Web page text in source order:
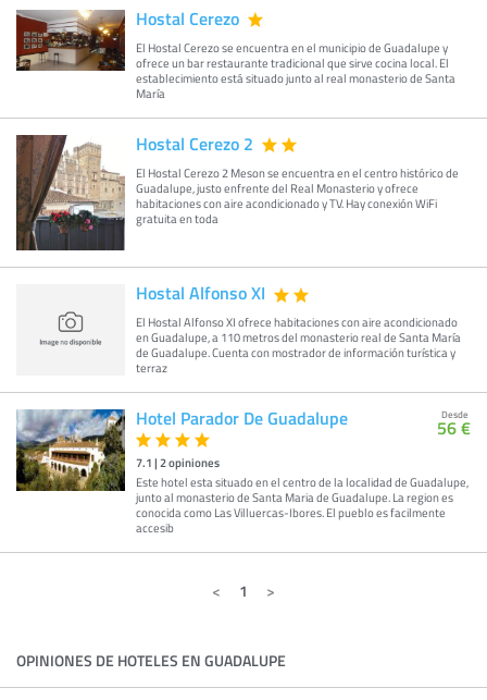
Hostal Cerezo
El Hostal Cerezo se encuentra en el municipio de Guadalupe y
ofrece un bar restaurante tradicional que sirve cocina local. El
establecimiento está situado junto al real monasterio de Santa
María
Hostal Cerezo 2
El Hostal Cerezo 2 Meson se encuentra en el centro histórico de
Guadalupe, justo enfrente del Real Monasterio y ofrece
habitaciones con aire acondicionado y TV. Hay conexión WiFi
gratuita en toda
Hostal Alfonso XI
El Hostal Alfonso XI ofrece habitaciones con aire acondicionado
en Guadalupe, a 110 metros del monasterio real de Santa María
de Guadalupe. Cuenta con mostrador de información turística y
terraz
Hotel Parador De Guadalupe
7.1|2opiniones
Este hotel esta situado en el centro de la localidad de Guadalupe,
junto al monasterio de Santa Maria de Guadalupe. La region es
conocida como Las Villuercas-Ibores. El pueblo es facilmente
accesib
Desde
56 €
1
OPINIONES DE HOTELES EN GUADALUPE